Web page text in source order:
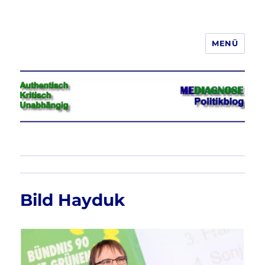
Jeder hat das Recht, seine
Meinung in Wort, Schrift und Bild
frei zu äußern und zu verbreiten
MENÜ
Bild Hayduk